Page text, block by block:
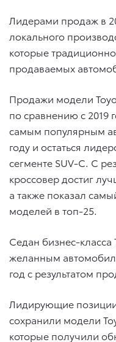
Лидерами продаж в
локального
которые
продаваемых
Продажи модели
по сравнению с 2019
самым популярным
году и остаться
сегменте SUV-C. С
кроссовер достиг
а также показал
моделей в топ-25.
Седан бизнес-
желанным
год с результатом
Лидирующие позиции
сохранили модели
которые получили